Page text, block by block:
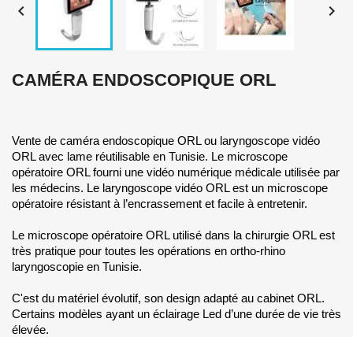
 
CAMÉRA ENDOSCOPIQUE ORL
Vente de caméra endoscopique ORL ou laryngoscope vidéo
ORL avec lame réutilisable en Tunisie. Le microscope
opératoire ORL fourni une vidéo numérique médicale utilisée par
les médecins. Le laryngoscope vidéo ORL est un microscope
opératoire résistant à l’encrassement et facile à entretenir.
Le microscope opératoire ORL utilisé dans la chirurgie ORL est
très pratique pour toutes les opérations en ortho-rhino
laryngoscopie en Tunisie.
C'est du matériel évolutif, son design adapté au cabinet ORL.
Certains modèles ayant un éclairage Led d’une durée de vie très
élevée.